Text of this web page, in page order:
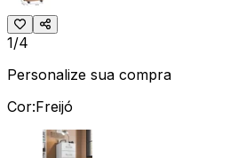
1/4
Personalize sua compra
Cor:Freijó